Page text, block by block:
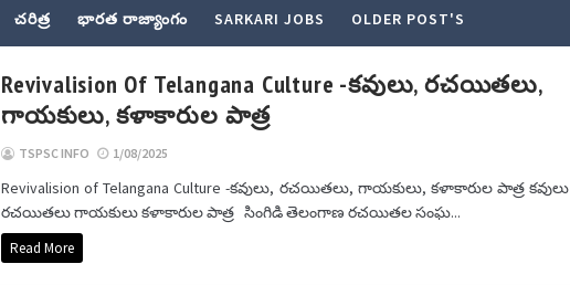
చరిత్ర భారత రాజ్యాంగం SARKARI JOBS OLDER POST'S
Revivalision Of Telangana Culture -కవులు, రచయితలు,
గాయకులు, కళాకారుల పాత్ర
TSPSC INFO 1/08/2025
Revivalision of Telangana Culture -కవులు, రచయితలు, గాయకులు, కళాకారుల పాత్ర కవులు
రచయితలు గాయకులు కళాకారుల పాత్ర సింగిడి తెలంగాణ రచయితల సంఘ...
Read More